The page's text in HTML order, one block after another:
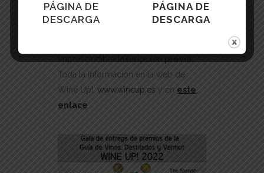
La gala de entrega tendrá lugar en
Toda la información en la web de
Wine Up!: www.wineup.es y en este
enlace
PÁGINA DE
DESCARGA
PÁGINA DE
DESCARGA